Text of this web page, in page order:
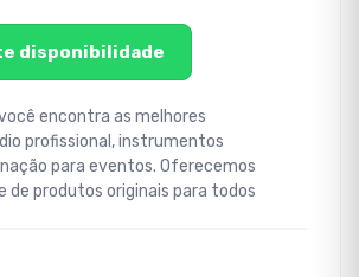
disponibilidade
encontra as melhores
profissional, instrumentos
para eventos. Oferecemos
de produtos originais para todos